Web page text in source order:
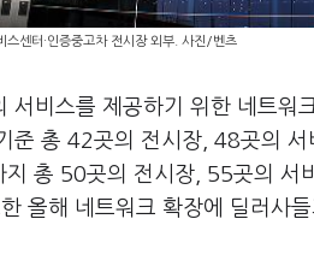
스센터·인증중고차 전시장 외부. 사진/벤츠
서비스를 제공하기 위한 네트워
준 총 42곳의 전시장, 48곳의
총 50곳의 전시장, 55곳의
올해 네트워크 확장에 딜러사